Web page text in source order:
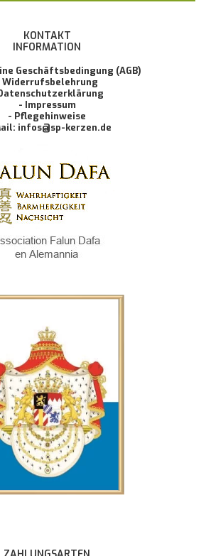
KONTAKT
INFORMATION
Geschäftsbedingung (AGB)
Widerrufsbelehrung
- Impressum
- Pflegehinweise
infos@sp-kerzen.de